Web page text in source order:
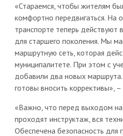
«Стараемся, чтобы жителям
комфортно передвигаться. На
транспорте теперь действуют
для старшего поколения. Мы
маршрутную сеть, которая
муниципалитете. При этом с
добавили два новых
готовы вносить коррективы»,
«Важно, что перед выходом
проходят инструктаж, вся
Обеспечена безопасность для